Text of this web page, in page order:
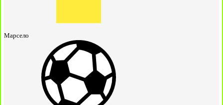
Марсело